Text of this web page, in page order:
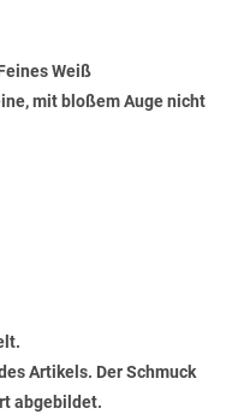
Weiß
mit bloßem Auge nicht
Artikels. Der Schmuck
abgebildet.